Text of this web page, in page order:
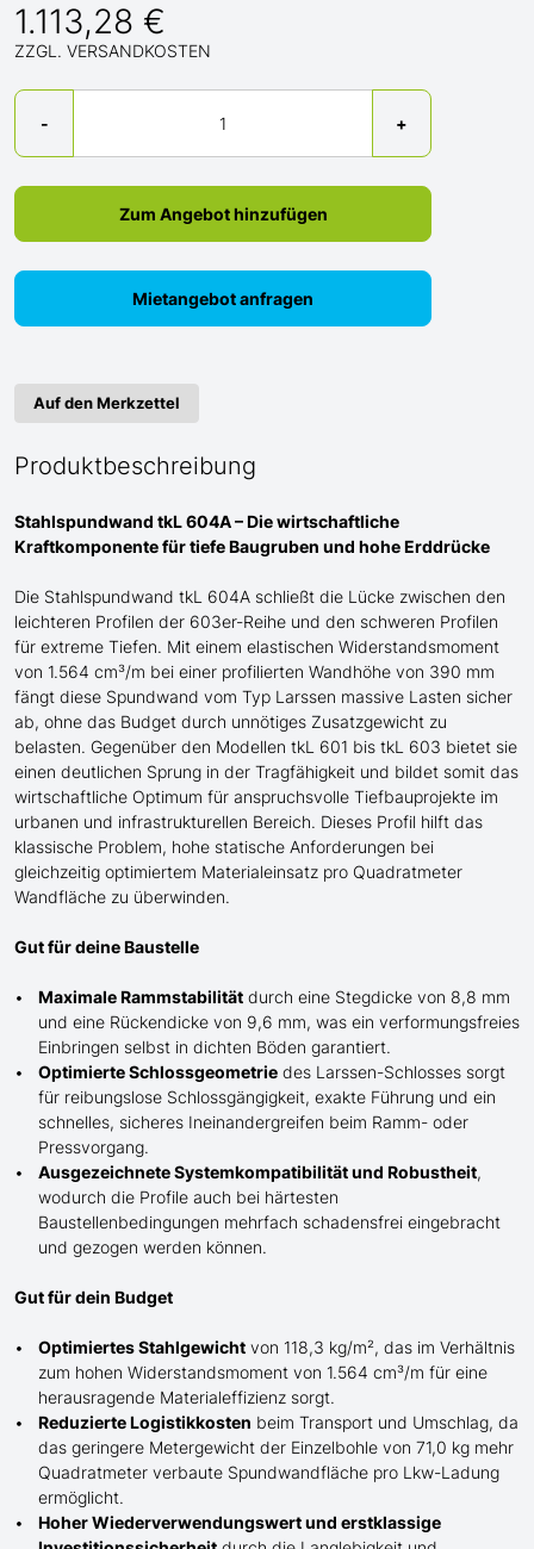
1.113,28 €
ZZGL. VERSANDKOSTEN
-
Menge
+
Zum Angebot hinzufügen
Mietangebot anfragen
Auf den Merkzettel
Produktbeschreibung
Stahlspundwand tkL 604A – Die wirtschaftliche
Kraftkomponente für tiefe Baugruben und hohe Erddrücke
Die Stahlspundwand tkL 604A schließt die Lücke zwischen den
leichteren Profilen der 603er-Reihe und den schweren Profilen
für extreme Tiefen. Mit einem elastischen Widerstandsmoment
von 1.564 cm³/m bei einer profilierten Wandhöhe von 390 mm
fängt diese Spundwand vom Typ Larssen massive Lasten sicher
ab, ohne das Budget durch unnötiges Zusatzgewicht zu
belasten. Gegenüber den Modellen tkL 601 bis tkL 603 bietet sie
einen deutlichen Sprung in der Tragfähigkeit und bildet somit das
wirtschaftliche Optimum für anspruchsvolle Tiefbauprojekte im
urbanen und infrastrukturellen Bereich. Dieses Profil hilft das
klassische Problem, hohe statische Anforderungen bei
gleichzeitig optimiertem Materialeinsatz pro Quadratmeter
Wandfläche zu überwinden.
Gut für deine Baustelle
Maximale Rammstabilität durch eine Stegdicke von 8,8 mm
und eine Rückendicke von 9,6 mm, was ein verformungsfreies
Einbringen selbst in dichten Böden garantiert.
Optimierte Schlossgeometrie des Larssen-Schlosses sorgt
für reibungslose Schlossgängigkeit, exakte Führung und ein
schnelles, sicheres Ineinandergreifen beim Ramm- oder
Pressvorgang.
Ausgezeichnete Systemkompatibilität und Robustheit,
wodurch die Profile auch bei härtesten
Baustellenbedingungen mehrfach schadensfrei eingebracht
und gezogen werden können.
Gut für dein Budget
Optimiertes Stahlgewicht von 118,3 kg/m², das im Verhältnis
zum hohen Widerstandsmoment von 1.564 cm³/m für eine
herausragende Materialeffizienz sorgt.
Reduzierte Logistikkosten beim Transport und Umschlag, da
das geringere Metergewicht der Einzelbohle von 71,0 kg mehr
Quadratmeter verbaute Spundwandfläche pro Lkw-Ladung
ermöglicht.
Hoher Wiederverwendungswert und erstklassige